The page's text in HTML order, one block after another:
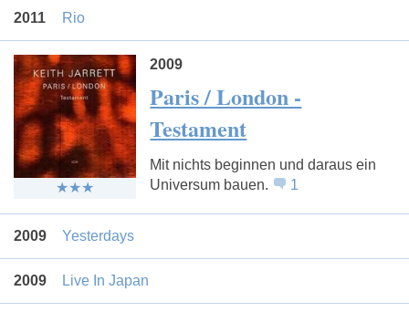
2011 Rio
2009
Paris / London -
Testament
Mit nichts beginnen und daraus ein
Universum bauen.
1
2009 Yesterdays
2009 Live In Japan